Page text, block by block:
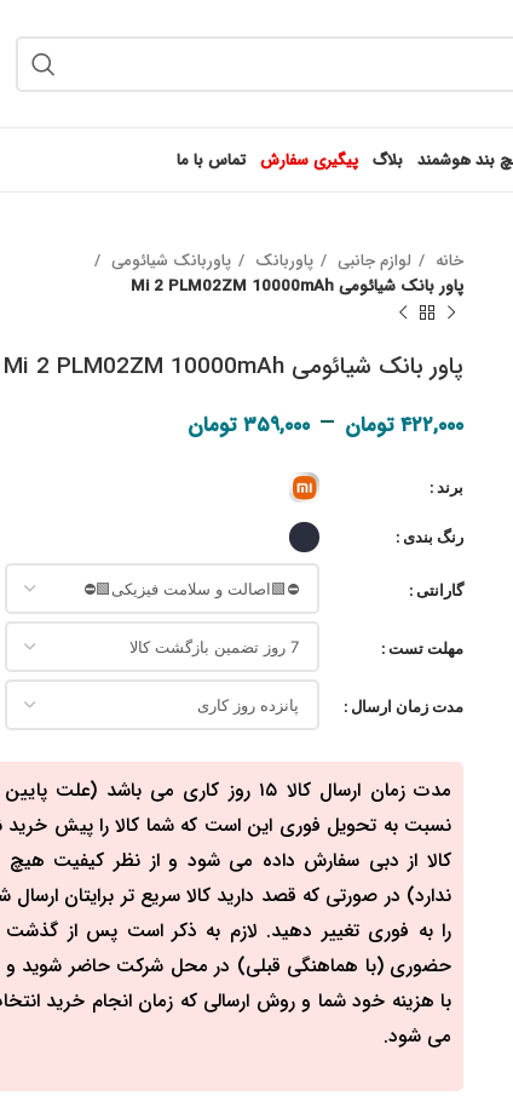
بند هوشمند بلاگ پیگیری سفارش تماس با ما
خانه لوازم جانبی پاوربانک
پاوربانک شیائومی
پاور بانک شیائومی Mi 2 PLM02ZM 10000mAh
پاور بانک شیائومی Mi 2 PLM02ZM 10000mAh
۴۲۲,۰۰۰تومان – ۳۵۹,۰۰۰تومان
برند
رنگ بندی
گارانتی
مهلت تست
مدت زمان ارسال
نسبت به تحویل فوری این است که شما کالا را پیش خرید
کالا از دبی سفارش داده می شود و از نظر کیفیت هیچ
ندارد) در صورتی که قصد دارید کالا سریع تر برایتان
را به فوری تغییر دهید. لازم به ذکر است پس از گذشت
حضوری (با هماهنگی قبلی) در محل شرکت حاضر شوید و
با هزینه خود شما و روش ارسالی که زمان انجام خرید
می شود.